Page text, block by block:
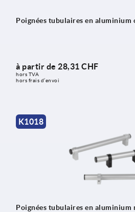
Poignées tubulaires en aluminium
à partir de 28,31 CHF
hors TVA
hors frais d’envoi
K1018
Poignées tubulaires en aluminium